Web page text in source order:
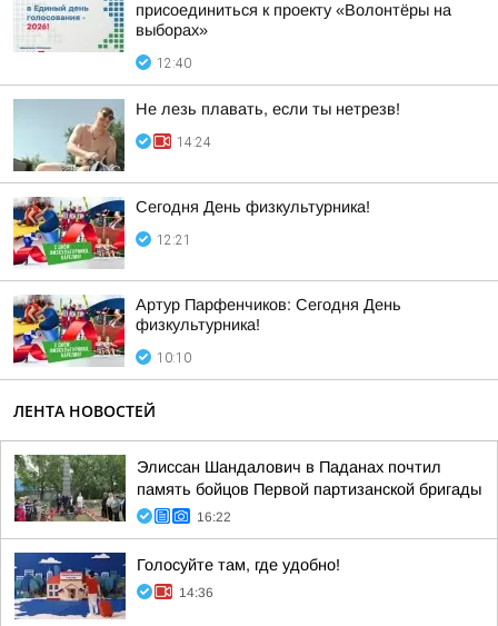
присоединиться к проекту «Волонтёры на
выборах»
12:40
Не лезь плавать, если ты нетрезв!
14:24
Сегодня День физкультурника!
12:21
Артур Парфенчиков: Сегодня День
физкультурника!
10:10
ЛЕНТА НОВОСТЕЙ
Элиссан Шандалович в Паданах почтил
память бойцов Первой партизанской бригады
16:22
Голосуйте там, где удобно!
14:36